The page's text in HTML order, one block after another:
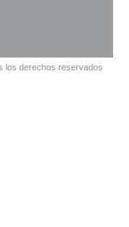
los derechos reservados